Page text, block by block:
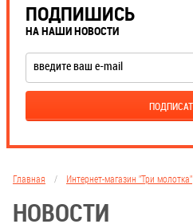
ПОДПИШИСЬ
НА НАШИ НОВОСТИ
Главная / Интернет-магазин "Три молотка"
НОВОСТИ